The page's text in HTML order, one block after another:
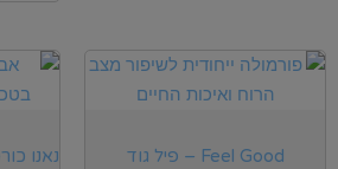
Feel Good – פיל גוד
נאנו